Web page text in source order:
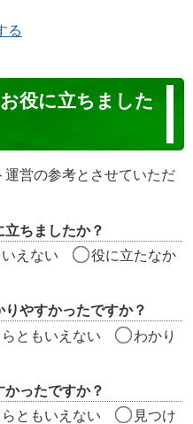
る
役に立ちました
営の参考とさせていただ
ちましたか？
えない
役に立たなか
やすかったですか？
らともいえない
わかり
ったですか？
らともいえない
見つけ